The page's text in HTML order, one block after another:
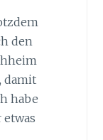
den
damit
habe